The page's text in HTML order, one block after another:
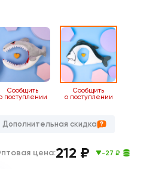
Игрушки для
отдыха
Конструкторы
Мягкие брелоки
Мягкие игрушки
Сообщить
поступлении
Сообщить
о поступлении
Дополнительная скидка
цена:212 ₽ -27 ₽